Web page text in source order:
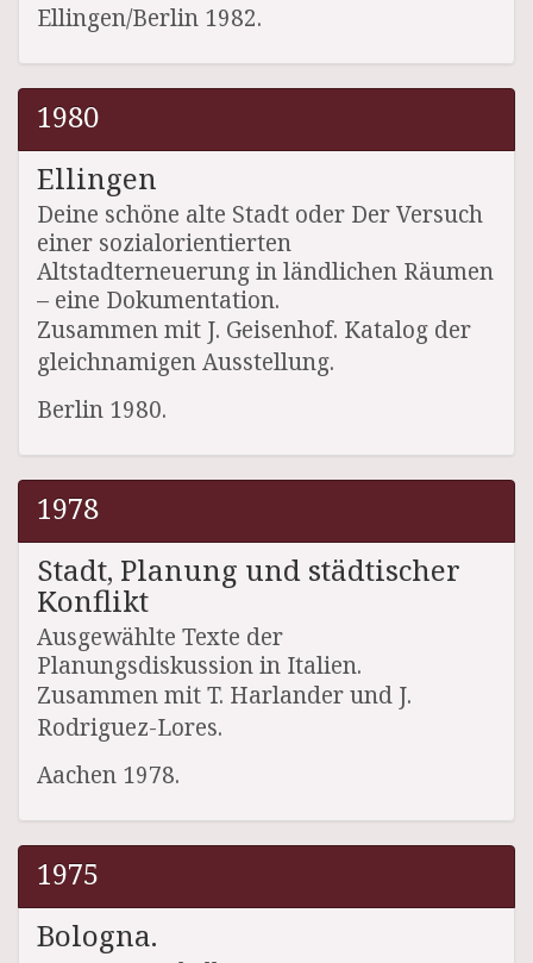
Ellingen/Berlin 1982.
1980
Ellingen
Deine schöne alte Stadt oder Der Versuch
einer sozialorientierten
Altstadterneuerung in ländlichen Räumen
– eine Dokumentation.
Zusammen mit J. Geisenhof. Katalog der
gleichnamigen Ausstellung.
Berlin 1980.
1978
Stadt, Planung und städtischer
Konflikt
Ausgewählte Texte der
Planungsdiskussion in Italien.
Zusammen mit T. Harlander und J.
Rodriguez-Lores.
Aachen 1978.
1975
Bologna.